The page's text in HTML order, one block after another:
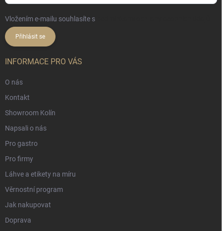
Vložením e-mailu souhlasíte s
Přihlásit se
INFORMACE PRO VÁS
O nás
Kontakt
Showroom Kolín
Napsali o nás
Pro gastro
Pro firmy
Láhve a etikety na míru
Věrnostní program
Jak nakupovat
Doprava